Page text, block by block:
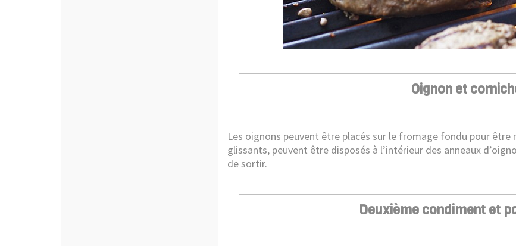
Oignon et
Les oignons peuvent être placés sur le fromage fondu pour être
glissants, peuvent être disposés à l’intérieur des anneaux
de sortir.
Deuxième condiment et